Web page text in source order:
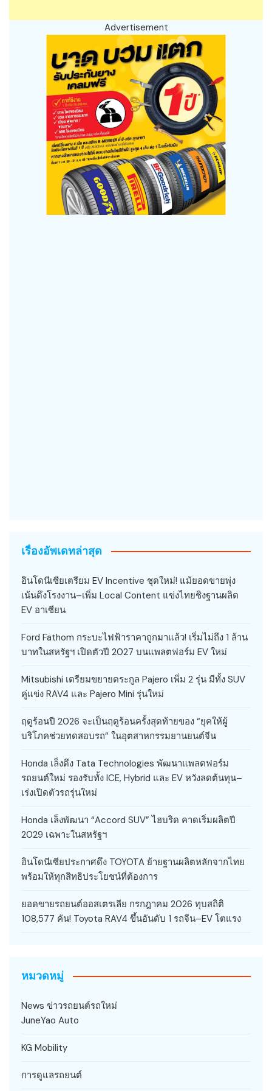
Advertisement
เรื่องอัพเดทล่าสุด
อินโดนีเซียเตรียม EV Incentive ชุดใหม่! แม้ยอดขายพุ่ง
เน้นดึงโรงงาน–เพิ่ม Local Content แข่งไทยชิงฐานผลิต
EV อาเซียน
Ford Fathom กระบะไฟฟ้าราคาถูกมาแล้ว! เริ่มไม่ถึง 1 ล้าน
บาทในสหรัฐฯ เปิดตัวปี 2027 บนแพลตฟอร์ม EV ใหม่
Mitsubishi เตรียมขยายตระกูล Pajero เพิ่ม 2 รุ่น มีทั้ง SUV
คู่แข่ง RAV4 และ Pajero Mini รุ่นใหม่
ฤดูร้อนปี 2026 จะเป็นฤดูร้อนครั้งสุดท้ายของ “ยุคให้ผู้
บริโภคช่วยทดสอบรถ” ในอุตสาหกรรมยานยนต์จีน
Honda เล็งดึง Tata Technologies พัฒนาแพลตฟอร์ม
รถยนต์ใหม่ รองรับทั้ง ICE, Hybrid และ EV หวังลดต้นทุน–
เร่งเปิดตัวรถรุ่นใหม่
Honda เล็งพัฒนา “Accord SUV” ไฮบริด คาดเริ่มผลิตปี
2029 เฉพาะในสหรัฐฯ
อินโดนีเซียประกาศดึง TOYOTA ย้ายฐานผลิตหลักจากไทย
พร้อมให้ทุกสิทธิประโยชน์ที่ต้องการ
ยอดขายรถยนต์ออสเตรเลีย กรกฎาคม 2026 ทุบสถิติ
108,577 คัน! Toyota RAV4 ขึ้นอันดับ 1 รถจีน–EV โตแรง
หมวดหมู่
News ข่าวรถยนต์รถใหม่
JuneYao Auto
KG Mobility
การดูแลรถยนต์